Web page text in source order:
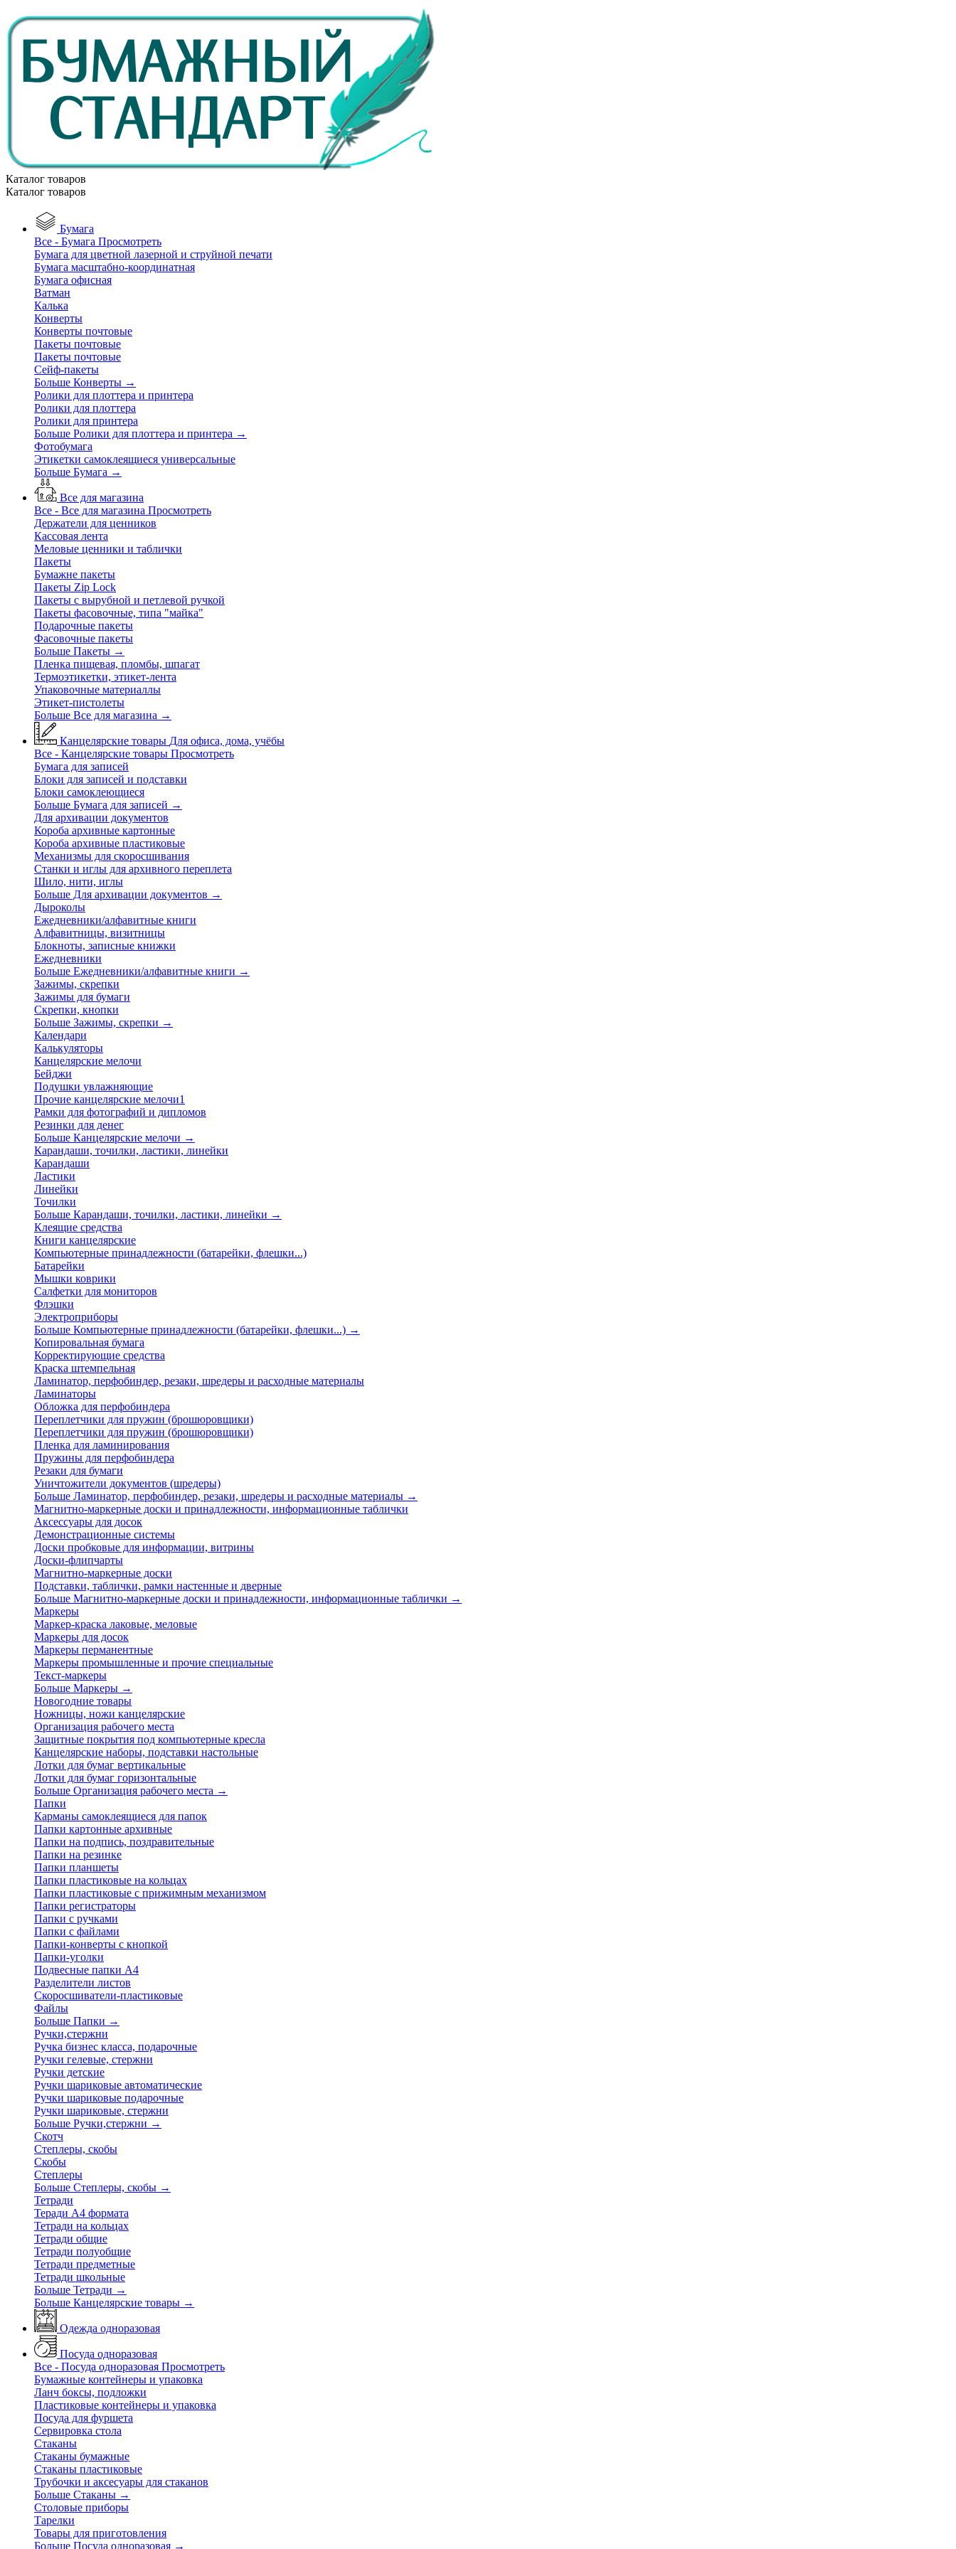
Каталог товаров
Каталог товаров
Бумага
Все - Бумага Просмотреть
Бумага для цветной лазерной и струйной печати
Бумага масштабно-координатная
Бумага офисная
Ватман
Калька
Конверты
Конверты почтовые
Пакеты почтовые
Пакеты почтовые
Сейф-пакеты
Больше Конверты →
Ролики для плоттера и принтера
Ролики для плоттера
Ролики для принтера
Больше Ролики для плоттера и принтера →
Фотобумага
Этикетки самоклеящиеся универсальные
Больше Бумага →
Все для магазина
Все - Все для магазина Просмотреть
Держатели для ценников
Кассовая лента
Меловые ценники и таблички
Пакеты
Бумажне пакеты
Пакеты Zip Lock
Пакеты с вырубной и петлевой ручкой
Пакеты фасовочные, типа "майка"
Подарочные пакеты
Фасовочные пакеты
Больше Пакеты →
Пленка пищевая, пломбы, шпагат
Термоэтикетки, этикет-лента
Упаковочные материаллы
Этикет-пистолеты
Больше Все для магазина →
Канцелярские товары Для офиса, дома, учёбы
Все - Канцелярские товары Просмотреть
Бумага для записей
Блоки для записей и подставки
Блоки самоклеющиеся
Больше Бумага для записей →
Для архивации документов
Короба архивные картонные
Короба архивные пластиковые
Механизмы для скоросшивания
Станки и иглы для архивного переплета
Шило, нити, иглы
Больше Для архивации документов →
Дыроколы
Ежедневники/алфавитные книги
Алфавитницы, визитницы
Блокноты, записные книжки
Ежедневники
Больше Ежедневники/алфавитные книги →
Зажимы, скрепки
Зажимы для бумаги
Скрепки, кнопки
Больше Зажимы, скрепки →
Календари
Калькуляторы
Канцелярские мелочи
Бейджи
Подушки увлажняющие
Прочие канцелярские мелочи1
Рамки для фотографий и дипломов
Резинки для денег
Больше Канцелярские мелочи →
Карандаши, точилки, ластики, линейки
Карандаши
Ластики
Линейки
Точилки
Больше Карандаши, точилки, ластики, линейки →
Клеящие средства
Книги канцелярские
Компьютерные принадлежности (батарейки, флешки...)
Батарейки
Мышки коврики
Салфетки для мониторов
Флэшки
Электроприборы
Больше Компьютерные принадлежности (батарейки, флешки...) →
Копировальная бумага
Корректирующие средства
Краска штемпельная
Ламинатор, перфобиндер, резаки, шредеры и расходные материалы
Ламинаторы
Обложка для перфобиндера
Переплетчики для пружин (брошюровщики)
Переплетчики для пружин (брошюровщики)
Пленка для ламинирования
Пружины для перфобиндера
Резаки для бумаги
Уничтожители документов (шредеры)
Больше Ламинатор, перфобиндер, резаки, шредеры и расходные материалы →
Магнитно-маркерные доски и принадлежности, информационные таблички
Аксессуары для досок
Демонстрационные системы
Доски пробковые для информации, витрины
Доски-флипчарты
Магнитно-маркерные доски
Подставки, таблички, рамки настенные и дверные
Больше Магнитно-маркерные доски и принадлежности, информационные таблички →
Маркеры
Маркер-краска лаковые, меловые
Маркеры для досок
Маркеры перманентные
Маркеры промышленные и прочие специальные
Текст-маркеры
Больше Маркеры →
Новогодние товары
Ножницы, ножи канцелярские
Организация рабочего места
Защитные покрытия под компьютерные кресла
Канцелярские наборы, подставки настольные
Лотки для бумаг вертикальные
Лотки для бумаг горизонтальные
Больше Организация рабочего места →
Папки
Карманы самоклеящиеся для папок
Папки картонные архивные
Папки на подпись, поздравительные
Папки на резинке
Папки планшеты
Папки пластиковые на кольцах
Папки пластиковые с прижимным механизмом
Папки регистраторы
Папки с ручками
Папки с файлами
Папки-конверты с кнопкой
Папки-уголки
Подвесные папки А4
Разделители листов
Скоросшиватели-пластиковые
Файлы
Больше Папки →
Ручки,стержни
Ручка бизнес класса, подарочные
Ручки гелевые, стержни
Ручки детские
Ручки шариковые автоматические
Ручки шариковые подарочные
Ручки шариковые, стержни
Больше Ручки,стержни →
Скотч
Степлеры, скобы
Скобы
Степлеры
Больше Степлеры, скобы →
Тетради
Теради А4 формата
Тетради на кольцах
Тетради общие
Тетради полуобщие
Тетради предметные
Тетради школьные
Больше Тетради →
Больше Канцелярские товары →
Одежда одноразовая
Посуда одноразовая
Все - Посуда одноразовая Просмотреть
Бумажные контейнеры и упаковка
Ланч боксы, подложки
Пластиковые контейнеры и упаковка
Посуда для фуршета
Сервировка стола
Стаканы
Стаканы бумажные
Стаканы пластиковые
Трубочки и аксесуары для стаканов
Больше Стаканы →
Столовые приборы
Тарелки
Товары для приготовления
Больше Посуда одноразовая →